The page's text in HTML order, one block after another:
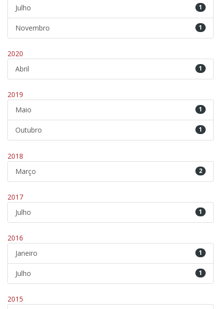
1
Julho
1
Novembro
2020
1
Abril
2019
1
Maio
1
Outubro
2018
2
Março
2017
1
Julho
2016
1
Janeiro
1
Julho
2015